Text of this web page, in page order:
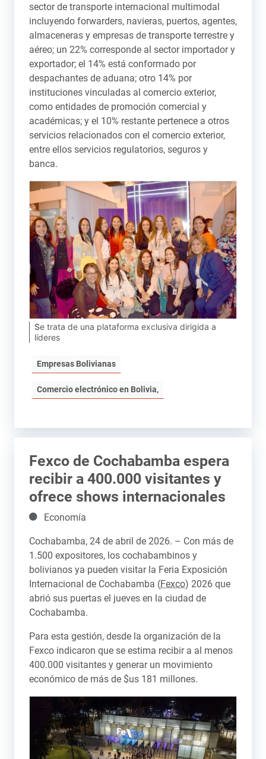
sector de transporte internacional multimodal
incluyendo forwarders, navieras, puertos, agentes,
almaceneras y empresas de transporte terrestre y
aéreo; un 22% corresponde al sector importador y
exportador; el 14% está conformado por
despachantes de aduana; otro 14% por
instituciones vinculadas al comercio exterior,
como entidades de promoción comercial y
académicas; y el 10% restante pertenece a otros
servicios relacionados con el comercio exterior,
entre ellos servicios regulatorios, seguros y
banca.
Se trata de una plataforma exclusiva dirigida a
líderes
Empresas Bolivianas
Comercio electrónico en Bolivia,
Fexco de Cochabamba espera
recibir a 400.000 visitantes y
ofrece shows internacionales
Detalles
Economía
Cochabamba, 24 de abril de 2026. – Con más de
1.500 expositores, los cochabambinos y
bolivianos ya pueden visitar la Feria Exposición
Internacional de Cochabamba (Fexco) 2026 que
abrió sus puertas el jueves en la ciudad de
Cochabamba.
Para esta gestión, desde la organización de la
Fexco indicaron que se estima recibir a al menos
400.000 visitantes y generar un movimiento
económico de más de $us 181 millones.